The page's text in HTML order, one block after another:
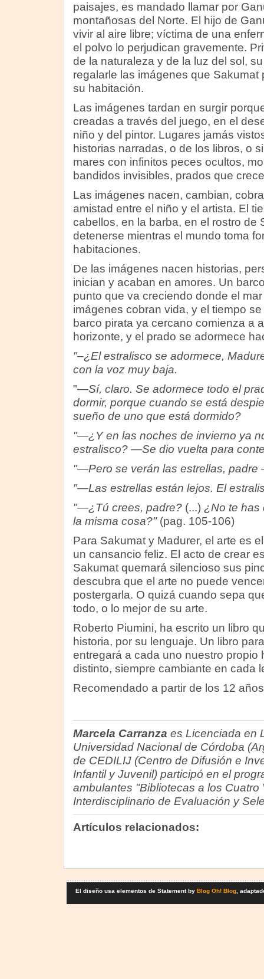
paisajes, es mandado llamar por
montañosas del Norte. El hijo de
vivir al aire libre; víctima de una
el polvo lo perjudican gravemente.
de la naturaleza y de la luz del sol,
regalarle las imágenes que Sakumat
su habitación.
Las imágenes tardan en surgir
creadas a través del juego, en el
niño y del pintor. Lugares jamás
historias narradas, o de los libros, o
mares con infinitos peces ocultos,
bandidos invisibles, prados que
Las imágenes nacen, cambian,
amistad entre el niño y el artista. El
cabellos, en la barba, en el rostro de
detenerse mientras el mundo toma
habitaciones.
De las imágenes nacen historias,
inician y acaban en amores. Un
punto que va creciendo donde el
imágenes cobran vida, y el tiempo
barco pirata ya cercano comienza a
horizonte, y el prado se adormece
"–¿El estralisco se adormece,
con la voz muy baja.
"—Sí, claro. Se adormece todo el
dormir, porque cuando se está
sueño de uno que está dormido?
"—¿Y en las noches de invierno ya
estralisco? —Se dio vuelta para
"—Pero se verán las estrellas,
"—Las estrellas están lejos. El
"—¿Tú crees, padre? (...) ¿No te has
la misma cosa?"(pag. 105-106)
Para Sakumat y Madurer, el arte es
un cansancio feliz. El acto de crear
Sakumat quemará silencioso sus
descubra que el arte no puede
postergarla. O quizá cuando sepa
todo, o lo mejor de su arte.
Roberto Piumini, ha escrito un libro
historia, por su lenguaje. Un libro
entregará a cada uno nuestro propio
distinto, siempre cambiante en cada
Recomendado a partir de los 12
Marcela Carranza es Licenciada en
Universidad Nacional de Córdoba
de CEDILIJ (Centro de Difusión e
Infantil y Juvenil) participó en el
ambulantes "Bibliotecas a los
Interdisciplinario de Evaluación y
Artículos relacionados:
El diseño usa elementos de Statement by Blog Oh! Blog,